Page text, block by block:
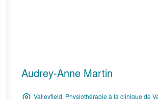
Nathan Carrière
Valleyfield, Physiothérapie à la clinique